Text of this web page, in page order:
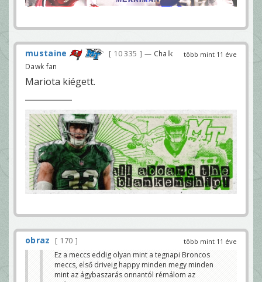
több mint 11 éve
mustaine 10 335
— Chalk
Dawk fan
Mariota kiégett.
több mint 11 éve
obraz
170
Ez a meccs eddig olyan mint a tegnapi Broncos
meccs, első driveig happy minden megy minden
mint az ágybaszarás onnantól rémálom az